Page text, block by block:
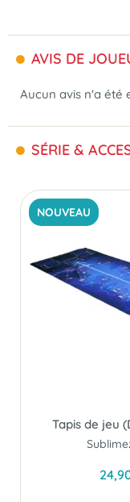
AVIS DE
Aucun avis n'a été
SÉRIE &
NOUVEAU
Tapis de jeu